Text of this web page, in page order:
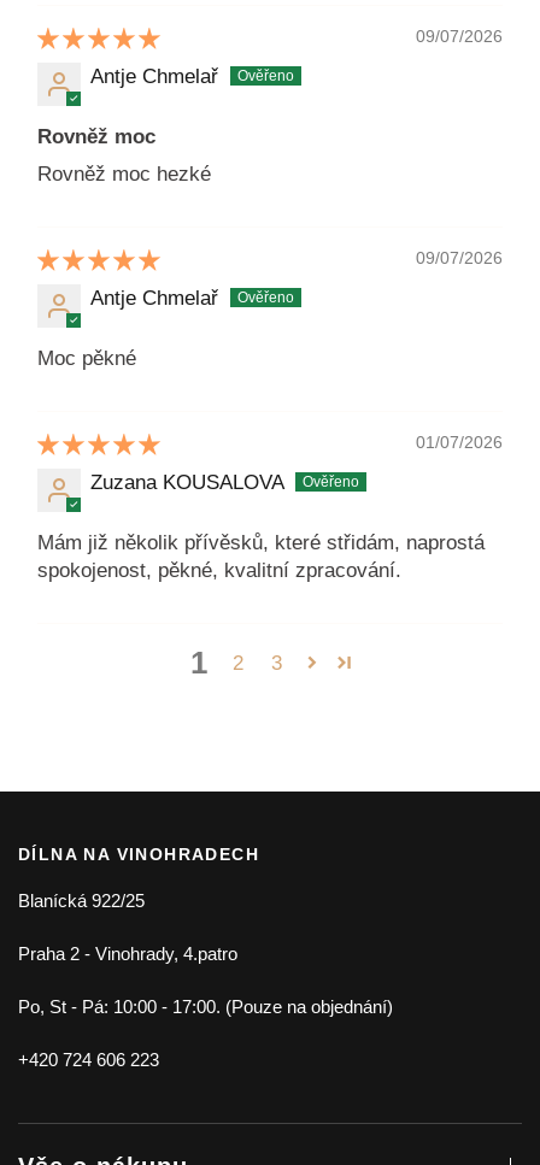
09/07/2026
Antje Chmelař
Rovněž moc
Rovněž moc hezké
09/07/2026
Antje Chmelař
Moc pěkné
01/07/2026
Zuzana KOUSALOVA
Mám již několik přívěsků, které střidám, naprostá
spokojenost, pěkné, kvalitní zpracování.
1 2 3
DÍLNA NA VINOHRADECH
Blanícká 922/25
Praha 2 - Vinohrady, 4.patro
Po, St - Pá: 10:00 - 17:00. (Pouze na objednání)
+420 724 606 223